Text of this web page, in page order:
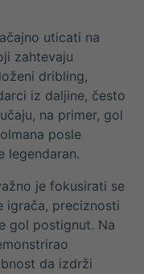
uticati na
zahtevaju
dribling,
iz daljine, često
na primer, gol
posle
legendaran.
je fokusirati se
igrača, preciznosti
gol postignut. Na
da izdrži